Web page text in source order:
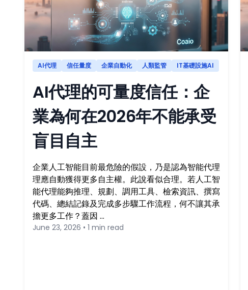
AI代理 信任量度 企業自動化 人類監管 IT基礎設施AI
AI代理的可量度信任：企
業為何在2026年不能承受
盲目自主
企業人工智能目前最危險的假設，乃是認為智能代理
理應自動獲得更多自主權。此說看似合理。若人工智
能代理能夠推理、規劃、調用工具、檢索資訊、撰寫
代碼、總結記錄及完成多步驟工作流程，何不讓其承
擔更多工作？蓋因 …
June 23, 2026 • 1 min read